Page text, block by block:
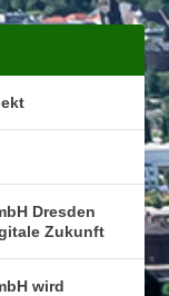
Dresden
Zukunft
wird